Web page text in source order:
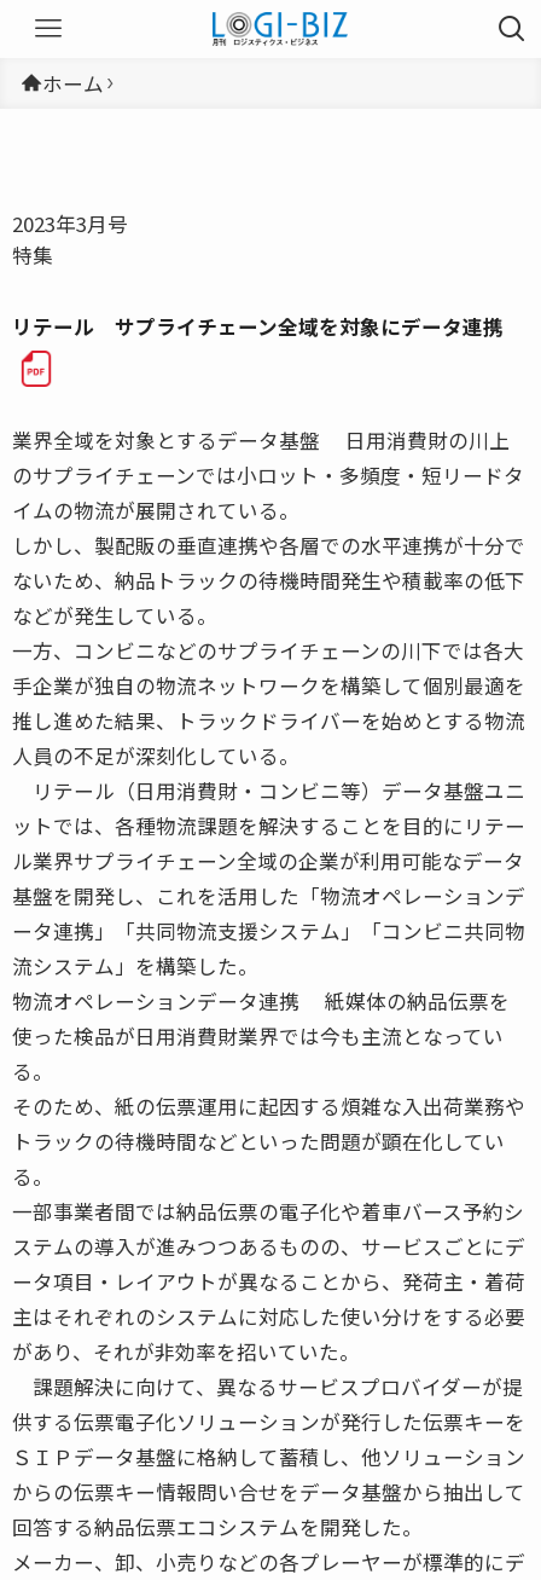
ホーム
2023年3月号
特集
リテール サプライチェーン全域を対象にデータ連携
業界全域を対象とするデータ基盤 日用消費財の川上
のサプライチェーンでは小ロット・多頻度・短リードタ
イムの物流が展開されている。
しかし、製配販の垂直連携や各層での水平連携が十分で
ないため、納品トラックの待機時間発生や積載率の低下
などが発生している。
一方、コンビニなどのサプライチェーンの川下では各大
手企業が独自の物流ネットワークを構築して個別最適を
推し進めた結果、トラックドライバーを始めとする物流
人員の不足が深刻化している。
リテール（日用消費財・コンビニ等）データ基盤ユニ
ットでは、各種物流課題を解決することを目的にリテー
ル業界サプライチェーン全域の企業が利用可能なデータ
基盤を開発し、これを活用した「物流オペレーションデ
ータ連携」「共同物流支援システム」「コンビニ共同物
流システム」を構築した。
物流オペレーションデータ連携 紙媒体の納品伝票を
使った検品が日用消費財業界では今も主流となってい
る。
そのため、紙の伝票運用に起因する煩雑な入出荷業務や
トラックの待機時間などといった問題が顕在化してい
る。
一部事業者間では納品伝票の電子化や着車バース予約シ
ステムの導入が進みつつあるものの、サービスごとにデ
ータ項目・レイアウトが異なることから、発荷主・着荷
主はそれぞれのシステムに対応した使い分けをする必要
があり、それが非効率を招いていた。
課題解決に向けて、異なるサービスプロバイダーが提
供する伝票電子化ソリューションが発行した伝票キーを
ＳＩＰデータ基盤に格納して蓄積し、他ソリューション
からの伝票キー情報問い合せをデータ基盤から抽出して
回答する納品伝票エコシステムを開発した。
メーカー、卸、小売りなどの各プレーヤーが標準的にデ